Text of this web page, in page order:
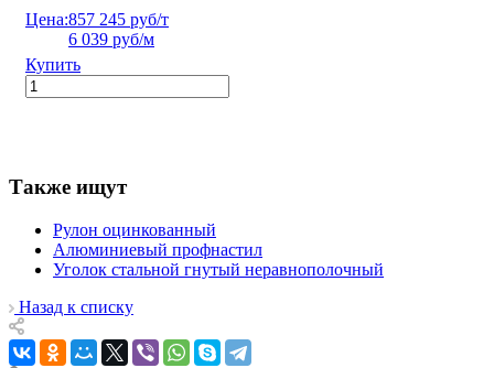
Цена:857 245 руб/т
6 039 руб/м
Купить
Также ищут
Рулон оцинкованный
Алюминиевый профнастил
Уголок стальной гнутый неравнополочный
Назад к списку